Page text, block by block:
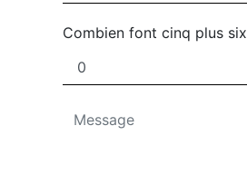
Combien font cinq plus six